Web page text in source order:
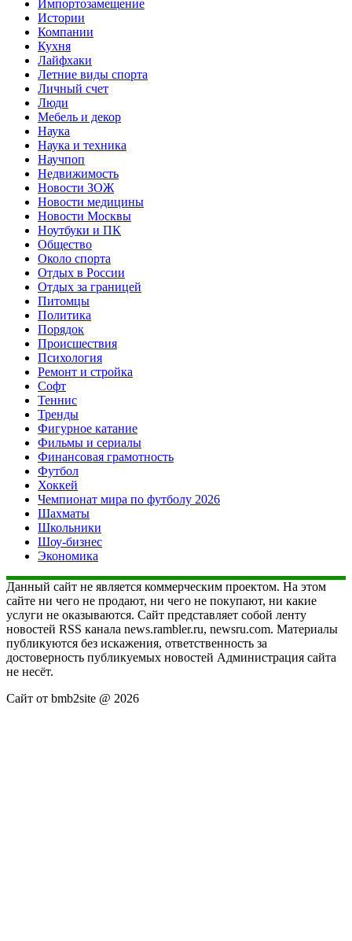
Импортозамещение
Истории
Компании
Кухня
Лайфхаки
Летние виды спорта
Личный счет
Люди
Мебель и декор
Наука
Наука и техника
Научпоп
Недвижимость
Новости ЗОЖ
Новости медицины
Новости Москвы
Ноутбуки и ПК
Общество
Около спорта
Отдых в России
Отдых за границей
Питомцы
Политика
Порядок
Происшествия
Психология
Ремонт и стройка
Софт
Теннис
Тренды
Фигурное катание
Фильмы и сериалы
Финансовая грамотность
Футбол
Хоккей
Чемпионат мира по футболу 2026
Шахматы
Школьники
Шоу-бизнес
Экономика
Данный сайт не является коммерческим проектом. На этом
сайте ни чего не продают, ни чего не покупают, ни какие
услуги не оказываются. Сайт представляет собой ленту
новостей RSS канала news.rambler.ru, newsru.com. Материалы
публикуются без искажения, ответственность за
достоверность публикуемых новостей Администрация сайта
не несёт.
Сайт от bmb2site @ 2026